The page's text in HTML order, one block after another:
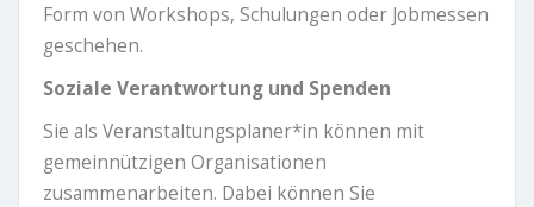
Form von Workshops, Schulungen oder Jobmessen
geschehen.
Soziale Verantwortung und Spenden
Sie als Veranstaltungsplaner*in können mit
gemeinnützigen Organisationen
zusammenarbeiten. Dabei können Sie